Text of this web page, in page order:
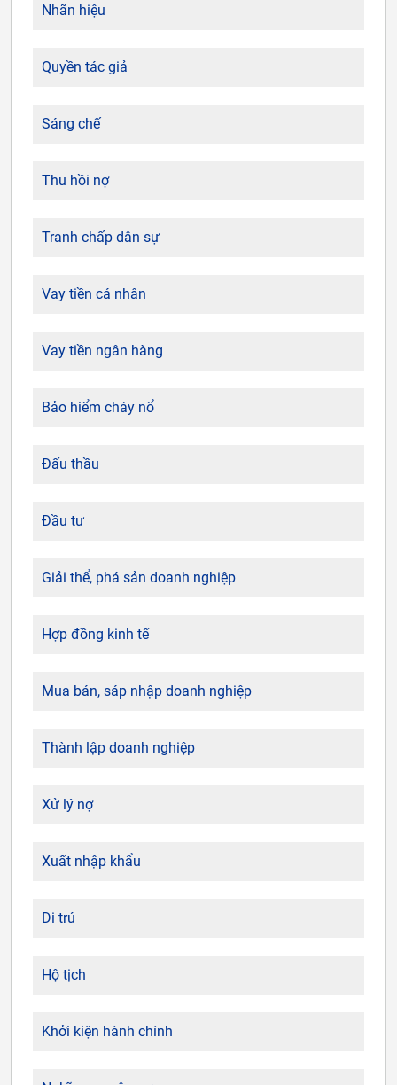
Nhãn hiệu
Quyền tác giả
Sáng chế
Thu hồi nợ
Tranh chấp dân sự
Vay tiền cá nhân
Vay tiền ngân hàng
Bảo hiểm cháy nổ
Đấu thầu
Đầu tư
Giải thể, phá sản doanh nghiệp
Hợp đồng kinh tế
Mua bán, sáp nhập doanh nghiệp
Thành lập doanh nghiệp
Xử lý nợ
Xuất nhập khẩu
Di trú
Hộ tịch
Khởi kiện hành chính